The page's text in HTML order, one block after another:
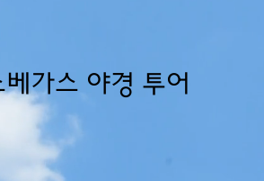
베가스 야경 투어